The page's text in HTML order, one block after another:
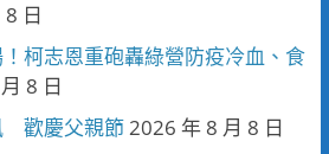
日
柯志恩重砲轟綠營防疫冷血、食
8 日
歡慶父親節2026 年 8 月 8 日